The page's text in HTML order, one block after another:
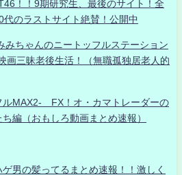
！！9期研究生、最後のサイト！全
のラストサイト絶賛！公開中
みちゃんのニートッフルステーション
画三昧老後生活！（無職孤独居老人的
ルMAX2- FX！オ・カマトレーダーの
編（おもしろ動画まとめ速報）
男の髪ってるまとめ速報！！激しく